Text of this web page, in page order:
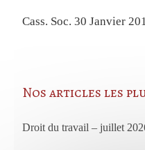
Cass. Soc. 30 Janvier
Nos articles les
Droit du travail – juillet